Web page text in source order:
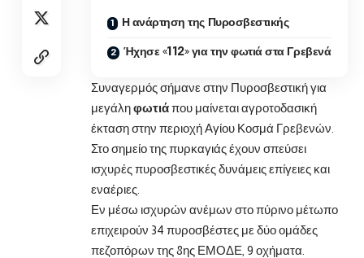
Η ανάρτηση της Πυροσβεστικής
Ήχησε «112» για την φωτιά στα Γρεβενά
Συναγερμός σήμανε στην Πυροσβεστική για
μεγάληφωτιάπου μαίνεται αγροτοδασική
έκταση στην περιοχή Αγίου Κοσμά Γρεβενών.
Στο σημείο της πυρκαγιάς έχουν σπεύσει
ισχυρές πυροσβεστικές δυνάμεις επίγειες και
εναέριες.
Εν μέσω ισχυρών ανέμων στο πύρινο μέτωπο
επιχειρούν 34 πυροσβέστες με δύο ομάδες
πεζοπόρων της 8ης ΕΜΟΔΕ, 9 οχήματα.